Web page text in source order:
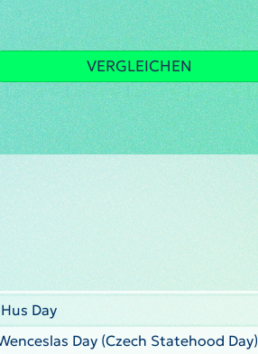
VERGLEICHEN
Day
Day (Czech Statehood Day)